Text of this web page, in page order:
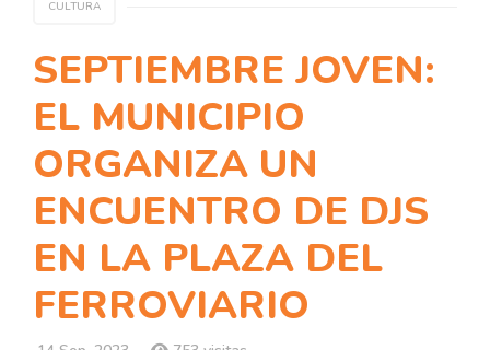
CULTURA
SEPTIEMBRE JOVEN:
EL MUNICIPIO
ORGANIZA UN
ENCUENTRO DE DJS
EN LA PLAZA DEL
FERROVIARIO